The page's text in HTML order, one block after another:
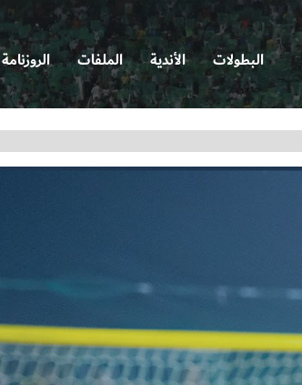
البطولات الأندية الملفات الروزنامة